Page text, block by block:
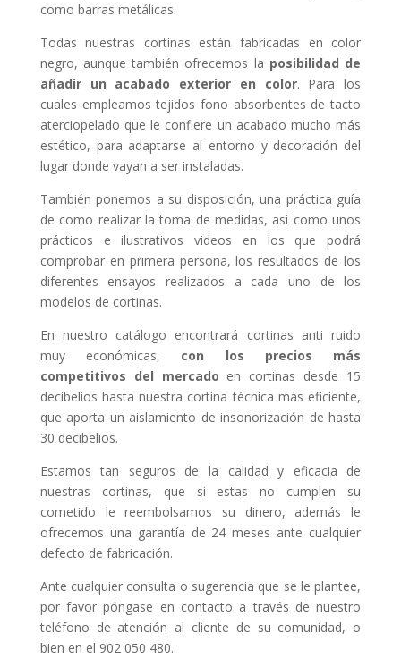
como barras metálicas.
Todas nuestras cortinas están fabricadas en color
negro, aunque también ofrecemos la posibilidad de
añadir un acabado exterior en color. Para los
cuales empleamos tejidos fono absorbentes de tacto
aterciopelado que le confiere un acabado mucho más
estético, para adaptarse al entorno y decoración del
lugar donde vayan a ser instaladas.
También ponemos a su disposición, una práctica guía
de como realizar la toma de medidas, así como unos
prácticos e ilustrativos videos en los que podrá
comprobar en primera persona, los resultados de los
diferentes ensayos realizados a cada uno de los
modelos de cortinas.
En nuestro catálogo encontrará cortinas anti ruido
muy económicas, con los precios más
competitivos del mercado en cortinas desde 15
decibelios hasta nuestra cortina técnica más eficiente,
que aporta un aislamiento de insonorización de hasta
30 decibelios.
Estamos tan seguros de la calidad y eficacia de
nuestras cortinas, que si estas no cumplen su
cometido le reembolsamos su dinero, además le
ofrecemos una garantía de 24 meses ante cualquier
defecto de fabricación.
Ante cualquier consulta o sugerencia que se le plantee,
por favor póngase en contacto a través de nuestro
teléfono de atención al cliente de su comunidad, o
bien en el 902 050 480.